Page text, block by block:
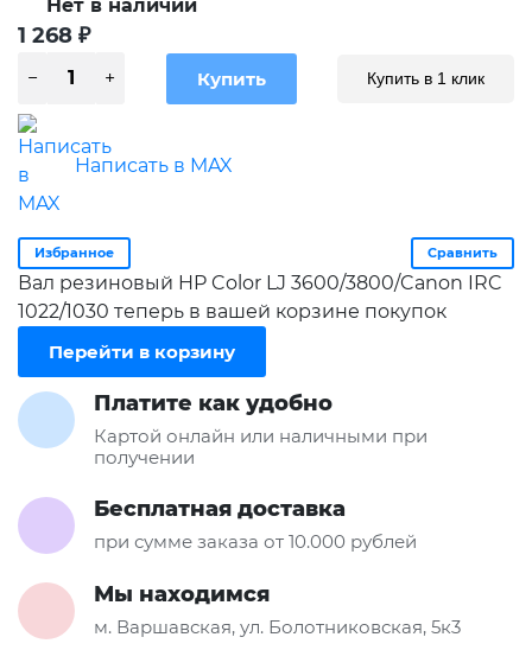
Нет в наличии
1 268 ₽
Купить в 1 клик
Написать в MAX
Избранное Сравнить
Вал резиновый HP Color LJ 3600/3800/Canon IRC
1022/1030 теперь в вашей корзине покупок
Перейти в корзину
Платите как удобно
Картой онлайн или наличными при
получении
Бесплатная доставка
при сумме заказа от 10.000 рублей
Мы находимся
м. Варшавская, ул. Болотниковская, 5к3